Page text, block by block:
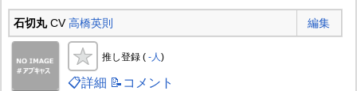
石切丸CV高橋英則 編集
推し登録 ( -人 )
📋詳細 📝コメント